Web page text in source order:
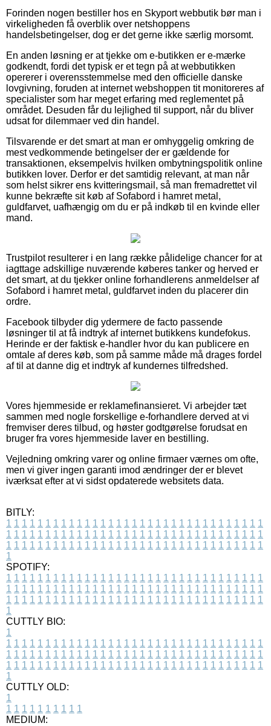
Forinden nogen bestiller hos en Skyport webbutik bør man i
virkeligheden få overblik over netshoppens
handelsbetingelser, dog er det gerne ikke særlig morsomt.
En anden løsning er at tjekke om e-butikken er e-mærke
godkendt, fordi det typisk er et tegn på at webbutikken
opererer i overensstemmelse med den officielle danske
lovgivning, foruden at internet webshoppen tit monitoreres af
specialister som har meget erfaring med reglementet på
området. Desuden får du lejlighed til support, når du bliver
udsat for dilemmaer ved din handel.
Tilsvarende er det smart at man er omhyggelig omkring de
mest vedkommende betingelser der er gældende for
transaktionen, eksempelvis hvilken ombytningspolitik online
butikken lover. Derfor er det samtidig relevant, at man når
som helst sikrer ens kvitteringsmail, så man fremadrettet vil
kunne bekræfte sit køb af Sofabord i hamret metal,
guldfarvet, uafhængig om du er på indkøb til en kvinde eller
mand.
Trustpilot resulterer i en lang række pålidelige chancer for at
iagttage adskillige nuværende køberes tanker og herved er
det smart, at du tjekker online forhandlerens anmeldelser af
Sofabord i hamret metal, guldfarvet inden du placerer din
ordre.
Facebook tilbyder dig ydermere de facto passende
løsninger til at få indtryk af internet butikkens kundefokus.
Herinde er der faktisk e-handler hvor du kan publicere en
omtale af deres køb, som på samme måde må drages fordel
af til at danne dig et indtryk af kundernes tilfredshed.
Vores hjemmeside er reklamefinansieret. Vi arbejder tæt
sammen med nogle forskellige e-forhandlere derved at vi
fremviser deres tilbud, og høster godtgørelse forudsat en
bruger fra vores hjemmeside laver en bestilling.
Vejledning omkring varer og online firmaer værnes om ofte,
men vi giver ingen garanti imod ændringer der er blevet
iværksat efter at vi sidst opdaterede websitets data.
BITLY:
1 1 1 1 1 1 1 1 1 1 1 1 1 1 1 1 1 1 1 1 1 1 1 1 1 1 1 1 1 1 1 1 1
1 1 1 1 1 1 1 1 1 1 1 1 1 1 1 1 1 1 1 1 1 1 1 1 1 1 1 1 1 1 1 1 1
1 1 1 1 1 1 1 1 1 1 1 1 1 1 1 1 1 1 1 1 1 1 1 1 1 1 1 1 1 1 1 1 1
1
SPOTIFY:
1 1 1 1 1 1 1 1 1 1 1 1 1 1 1 1 1 1 1 1 1 1 1 1 1 1 1 1 1 1 1 1 1
1 1 1 1 1 1 1 1 1 1 1 1 1 1 1 1 1 1 1 1 1 1 1 1 1 1 1 1 1 1 1 1 1
1 1 1 1 1 1 1 1 1 1 1 1 1 1 1 1 1 1 1 1 1 1 1 1 1 1 1 1 1 1 1 1 1
1
CUTTLY BIO:
1
1 1 1 1 1 1 1 1 1 1 1 1 1 1 1 1 1 1 1 1 1 1 1 1 1 1 1 1 1 1 1 1 1
1 1 1 1 1 1 1 1 1 1 1 1 1 1 1 1 1 1 1 1 1 1 1 1 1 1 1 1 1 1 1 1 1
1 1 1 1 1 1 1 1 1 1 1 1 1 1 1 1 1 1 1 1 1 1 1 1 1 1 1 1 1 1 1 1 1
1
CUTTLY OLD:
1
1 1 1 1 1 1 1 1 1 1
MEDIUM: